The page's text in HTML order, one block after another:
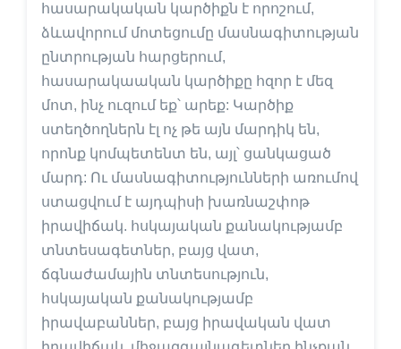
հասարակական կարծիքն է որոշում,
ձևավորում մոտեցումը մասնագիտության
ընտրության հարցերում,
հասարակաական կարծիքը հզոր է մեզ
մոտ, ինչ ուզում եք՝ արեք: Կարծիք
ստեղծողներն էլ ոչ թե այն մարդիկ են,
որոնք կոմպետենտ են, այլ՝ ցանկացած
մարդ: Ու մասնագիտությունների առումով
ստացվում է այդպիսի խառնաշփոթ
իրավիճակ. հսկայական քանակությամբ
տնտեսագետներ, բայց վատ,
ճգնաժամային տնտեսություն,
հսկայական քանակությամբ
իրավաբաններ, բայց իրավական վատ